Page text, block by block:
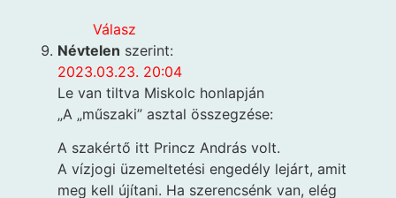
Válasz
Névtelen szerint:
2023.03.23. 20:04
Le van tiltva Miskolc honlapján
„A „műszaki” asztal összegzése:
A szakértő itt Princz András volt.
A vízjogi üzemeltetési engedély lejárt, amit
meg kell újítani. Ha szerencsénk van, elég